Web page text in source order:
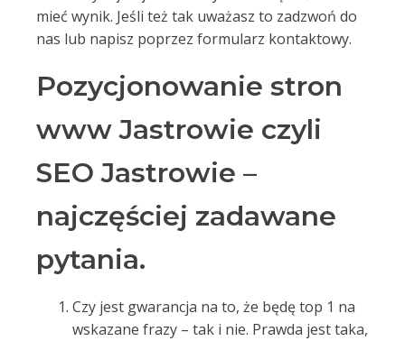
mieć wynik. Jeśli też tak uważasz to zadzwoń do
nas lub napisz poprzez formularz kontaktowy.
Pozycjonowanie stron
www Jastrowie czyli
SEO Jastrowie –
najczęściej zadawane
pytania.
Czy jest gwarancja na to, że będę top 1 na
wskazane frazy – tak i nie. Prawda jest taka,